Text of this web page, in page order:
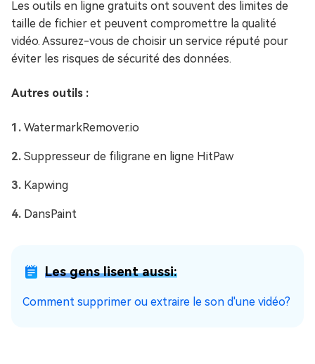
Les outils en ligne gratuits ont souvent des limites de
taille de fichier et peuvent compromettre la qualité
vidéo. Assurez-vous de choisir un service réputé pour
éviter les risques de sécurité des données.
Autres outils :
WatermarkRemover.io
Suppresseur de filigrane en ligne HitPaw
Kapwing
DansPaint
Les gens lisent aussi:
Comment supprimer ou extraire le son d'une vidéo?